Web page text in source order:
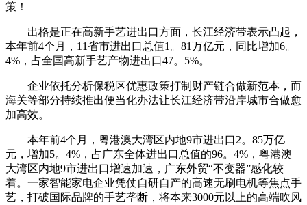
策！
出格是正在高新手艺进出口方面，长江经济带表示凸起，
本年前4个月，11省市进出口总值1。81万亿元，同比增加6。
4%，占全国高新手艺产物进出口47。5%。
企业依托分析保税区优惠政策打制财产链合做新范本，而
海关等部分持续推出便当化办法让长江经济带沿岸城市合做愈
加高效。
本年前4个月，粤港澳大湾区内地9市进出口2。85万亿
元，增加5。4%，占广东全体进出口总值的96。4%，粤港澳
大湾区内地9市进出口增速加速，广东外贸“不变器”感化较
着。一家智能家电企业凭仗自研自产的高速无刷电机等焦点手
艺，打破国际品牌的手艺垄断，将本来3000元以上的高端吹风